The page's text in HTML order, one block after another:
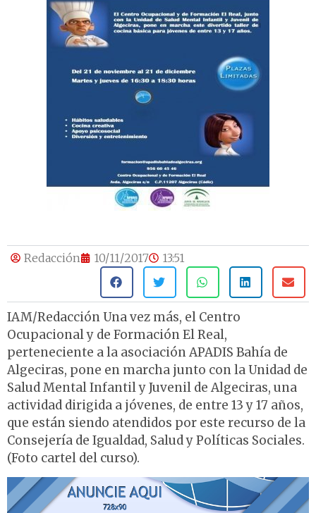
Redacción 10/11/2017 13:51
IAM/Redacción Una vez más, el Centro
Ocupacional y de Formación El Real,
perteneciente a la asociación APADIS Bahía de
Algeciras, pone en marcha junto con la Unidad de
Salud Mental Infantil y Juvenil de Algeciras, una
actividad dirigida a jóvenes, de entre 13 y 17 años,
que están siendo atendidos por este recurso de la
Consejería de Igualdad, Salud y Políticas Sociales.
(Foto cartel del curso).